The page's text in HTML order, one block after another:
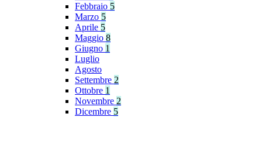
Febbraio 5
Marzo 5
Aprile 5
Maggio 8
Giugno 1
Luglio
Agosto
Settembre 2
Ottobre 1
Novembre 2
Dicembre 5